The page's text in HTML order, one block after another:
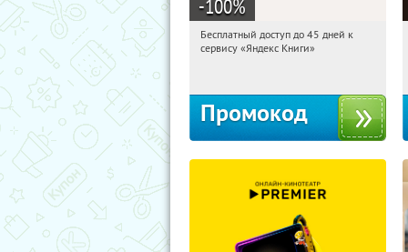
-100%
10:54:32
Получи первым!
Бесплатный доступ до 45 дней к
сервису «Яндекс Книги»
Промокод